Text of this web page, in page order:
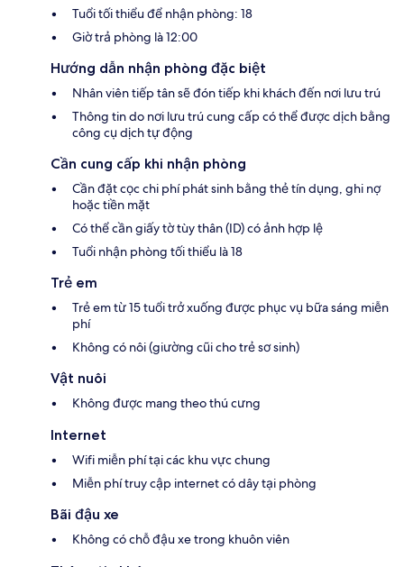
Tuổi tối thiểu để nhận phòng: 18
Giờ trả phòng là 12:00
Hướng dẫn nhận phòng đặc biệt
Nhân viên tiếp tân sẽ đón tiếp khi khách đến nơi lưu trú
Thông tin do nơi lưu trú cung cấp có thể được dịch bằng
công cụ dịch tự động
Cần cung cấp khi nhận phòng
Cần đặt cọc chi phí phát sinh bằng thẻ tín dụng, ghi nợ
hoặc tiền mặt
Có thể cần giấy tờ tùy thân (ID) có ảnh hợp lệ
Tuổi nhận phòng tối thiểu là 18
Trẻ em
Trẻ em từ 15 tuổi trở xuống được phục vụ bữa sáng miễn
phí
Không có nôi (giường cũi cho trẻ sơ sinh)
Vật nuôi
Không được mang theo thú cưng
Internet
Wifi miễn phí tại các khu vực chung
Miễn phí truy cập internet có dây tại phòng
Bãi đậu xe
Không có chỗ đậu xe trong khuôn viên